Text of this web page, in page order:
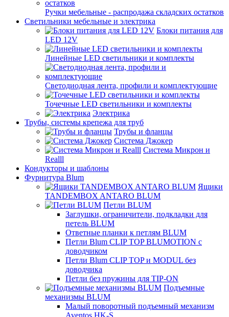
Ручки мебельные - распродажа складских остатков
Светильники мебельные и электрика
Блоки питания для
LED 12V
Линейные LED светильники и комплекты
Светодиодная лента, профили и комплектующие
Точечные LED светильники и комплекты
Электрика
Трубы, системы крепежа для труб
Трубы и фланцы
Система Джокер
Система Микрон и
Realll
Кондукторы и шаблоны
Фурнитура Blum
Ящики
TANDEMBOX ANTARO BLUM
Петли BLUM
Заглушки, ограничители, подкладки для
петель BLUM
Ответные планки к петлям BLUM
Петли Blum CLIP TOP BLUMOTION с
доводчиком
Петли Blum CLIP TOP и MODUL без
доводчика
Петли без пружины для TIP-ON
Подъемные
механизмы BLUM
Малый поворотный подъемный механизм
Aventos HK-S